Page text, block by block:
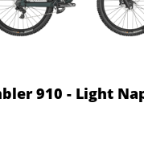
910 - Light